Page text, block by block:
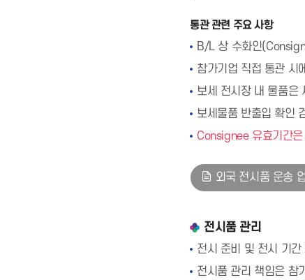
통관 관련 주요 사항
B/L 상 수화인
참가기업 직접 통관 시
보세 전시장 내 물품은
보세물품 반출입 확인
Consignee 유효기간
외국 전시품 운송
전시품 관리
전시 준비 및 전시 기
전시품 관리 책임은 참